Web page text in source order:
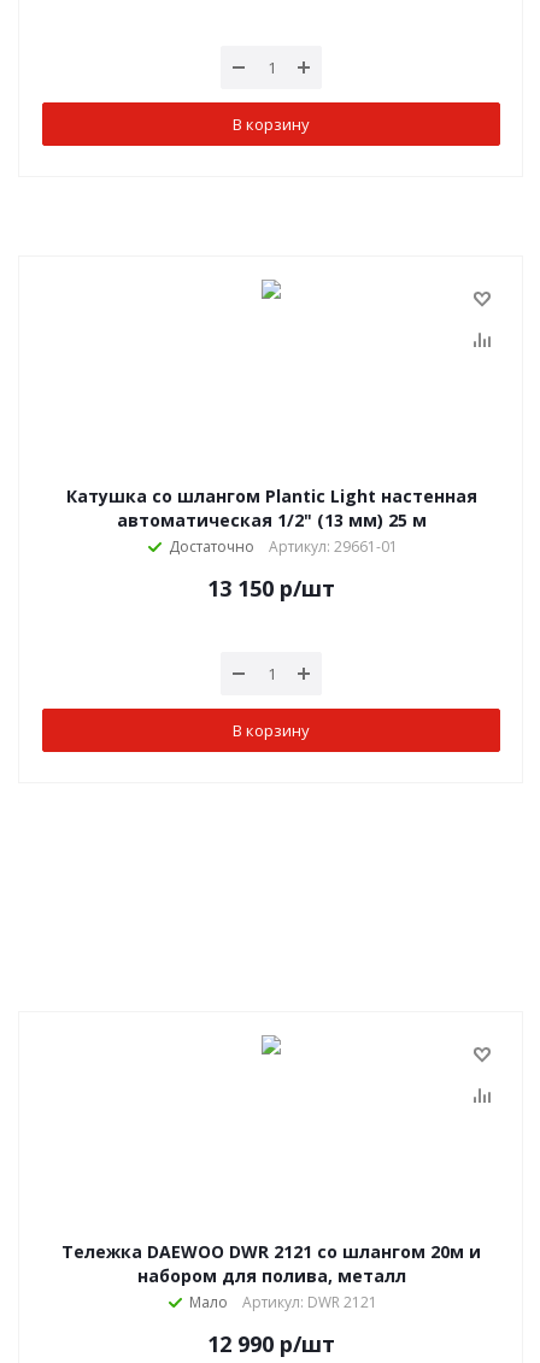
В корзину
Катушка со шлангом Plantic Light настенная
автоматическая 1/2" (13 мм) 25 м
Достаточно Артикул: 29661-01
13 150 р/шт
В корзину
Тележка DAEWOO DWR 2121 со шлангом 20м и
набором для полива, металл
Мало Артикул: DWR 2121
12 990 р/шт